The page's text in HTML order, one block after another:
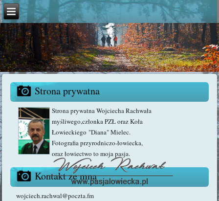
Strona prywatna
Strona prywatna Wojciecha Rachwała
myśliwego,członka PZŁ oraz Koła
Łowieckiego "Diana" Mielec.
Fotografia przyrodniczo-łowiecka,
oraz łowiectwo to moja pasja.
Kontakt ze mną
wojciech.rachwal@poczta.fm